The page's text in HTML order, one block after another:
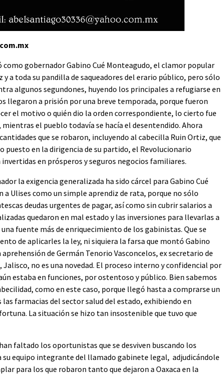
gobernador Gabino Cué Monteagudo, el clamor popular
a toda su pandilla de saqueadores del erario público, pero sólo
algunos segundones, huyendo los principales a refugiarse en
llegaron a prisión por una breve temporada, porque fueron
el motivo o quién dio la orden correspondiente, lo cierto fue
el pueblo todavía se hacía el desentendido. Ahora
que se robaron, incluyendo al cabecilla Ruin Ortiz, que
puesto en la dirigencia de su partido, el Revolucionario
en prósperos y seguros negocios familiares.
la exigencia generalizada ha sido cárcel para Gabino Cué
a Ulises como un simple aprendiz de rata, porque no sólo
deudas urgentes de pagar, así como sin cubrir salarios a
quedaron en mal estado y las inversiones para llevarlas a
fuente más de enriquecimiento de los gabinistas. Que se
de aplicarles la ley, ni siquiera la farsa que montó Gabino
de Germán Tenorio Vasconcelos, ex secretario de
Jalisco, no es una novedad. El proceso interno y confidencial por
estaba en funciones, por ostentoso y público. Bien sabemos
como en este caso, porque llegó hasta a comprarse un
farmacias del sector salud del estado, exhibiendo en
La situación se hizo tan insostenible que tuvo que
faltado los oportunistas que se desviven buscando los
equipo integrante del llamado gabinete legal, adjudicándole
para los que robaron tanto que dejaron a Oaxaca en la